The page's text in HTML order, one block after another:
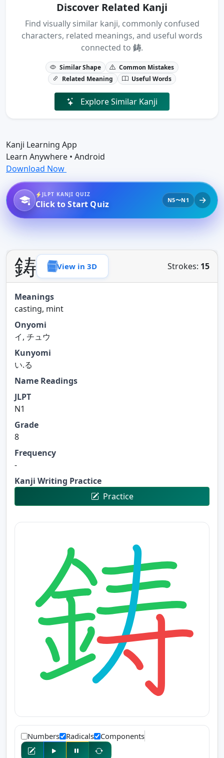
Discover Related Kanji
Find visually similar kanji, commonly confused
characters, related meanings, and useful words
connected to 鋳.
Similar Shape
Common Mistakes
Related Meaning
Useful Words
Explore Similar Kanji
Kanji Learning App
Learn Anywhere • Android
Download Now
JLPT KANJI QUIZ
Click to Start Quiz N5〜N1
鋳 View in 3D Strokes: 15
Meanings
casting, mint
Onyomi
イ, チュウ
Kunyomi
い.る
Name Readings
JLPT
N1
Grade
8
Frequency
-
Kanji Writing Practice
Practice
Numbers Radicals Components